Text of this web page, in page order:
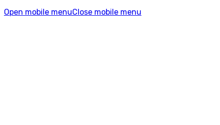
Open mobile menuClose mobile menu